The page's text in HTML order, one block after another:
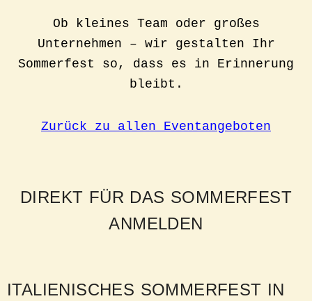
Ob kleines Team oder großes
Unternehmen – wir gestalten Ihr
Sommerfest so, dass es in Erinnerung
bleibt.
Zurück zu allen Eventangeboten
DIREKT FÜR DAS SOMMERFEST
ANMELDEN
ITALIENISCHES SOMMERFEST IN